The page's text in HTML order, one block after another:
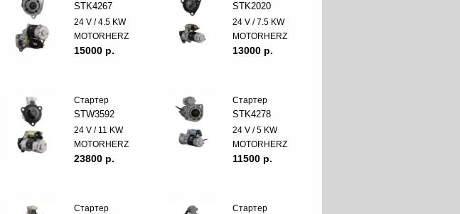
STK4267
24 V / 4.5 KW
MOTORHERZ
15000 p.
STK2020
24 V / 7.5 KW
MOTORHERZ
13000 p.
Стартер
STW3592
24 V / 11 KW
MOTORHERZ
23800 p.
Стартер
STK4278
24 V / 5 KW
MOTORHERZ
11500 p.
Стартер Стартер